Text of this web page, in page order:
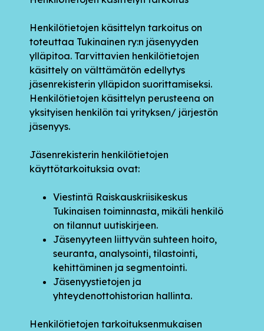
Henkilötietojen käsittelyn tarkoitus on
toteuttaa Tukinainen ry:n jäsenyyden
ylläpitoa. Tarvittavien henkilötietojen
käsittely on välttämätön edellytys
jäsenrekisterin ylläpidon suorittamiseksi.
Henkilötietojen käsittelyn perusteena on
yksityisen henkilön tai yrityksen/ järjestön
jäsenyys.
Jäsenrekisterin henkilötietojen
käyttötarkoituksia ovat:
Viestintä Raiskauskriisikeskus
Tukinaisen toiminnasta, mikäli henkilö
on tilannut uutiskirjeen.
Jäsenyyteen liittyvän suhteen hoito,
seuranta, analysointi, tilastointi,
kehittäminen ja segmentointi.
Jäsenyystietojen ja
yhteydenottohistorian hallinta.
Henkilötietojen tarkoituksenmukaisen